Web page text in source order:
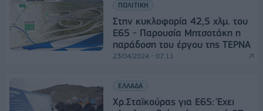
ΠΟΛΙΤΙΚΗ
Στην κυκλοφορία 42,5 χλμ. του
Ε65 - Παρουσία Μητσοτάκη η
παράδοση του έργου της ΤΕΡΝΑ
23/04/2024 - 07:11
ΕΛΛΑΔΑ
Χρ.Σταϊκούρας για Ε65: Έχει